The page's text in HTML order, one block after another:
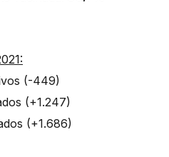
(-449)
(+1.247)
(+1.686)